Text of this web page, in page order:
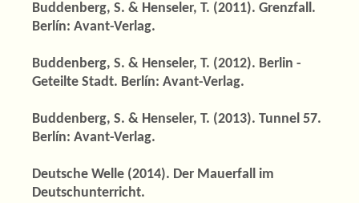
Buddenberg, S. & Henseler, T. (2011). Grenzfall.
Berlín: Avant-Verlag.
Buddenberg, S. & Henseler, T. (2012). Berlin -
Geteilte Stadt. Berlín: Avant-Verlag.
Buddenberg, S. & Henseler, T. (2013). Tunnel 57.
Berlín: Avant-Verlag.
Deutsche Welle (2014). Der Mauerfall im
Deutschunterricht.